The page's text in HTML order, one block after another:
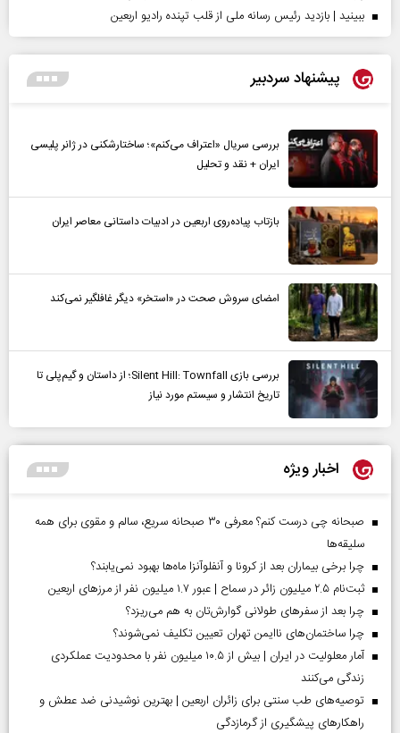
ببینید | بازدید رئیس رسانه ملی از قلب تپنده رادیو اربعین
پیشنهاد سردبیر
بررسی سریال «اعتراف می‌کنم»؛ ساختارشکنی در ژانر پلیسی
ایران + نقد و تحلیل
بازتاب پیاده‌روی اربعین در ادبیات داستانی معاصر ایران
امضای سروش صحت در «استخر» دیگر غافلگیر نمی‌کند
بررسی بازی Silent Hill: Townfall؛ از داستان و گیم‌پلی تا
تاریخ انتشار و سیستم مورد نیاز
اخبار ویژه
صبحانه چی درست کنم؟ معرفی ۳۰ صبحانه سریع، سالم و مقوی برای همه
سلیقه‌ها
چرا برخی بیماران بعد از کرونا و آنفلوآنزا ماه‌ها بهبود نمی‌یابند؟
ثبت‌نام ۲.۵ میلیون زائر در سماح | عبور ۱.۷ میلیون نفر از مرز‌های اربعین
چرا بعد از سفرهای طولانی گوارش‌تان به هم می‌ریزد؟
چرا ساختمان‌های ناایمن تهران تعیین تکلیف نمی‌شوند؟
آمار معلولیت در ایران | بیش از ۱۰.۵ میلیون نفر با محدودیت عملکردی
زندگی می‌کنند
توصیه‌های طب سنتی برای زائران اربعین | بهترین نوشیدنی ضد عطش و
راهکارهای پیشگیری از گرمازدگی